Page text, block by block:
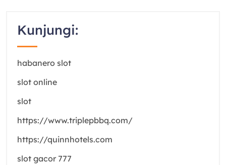
Kunjungi:
habanero slot
slot online
slot
https://www.triplepbbq.com/
https://quinnhotels.com
slot gacor 777